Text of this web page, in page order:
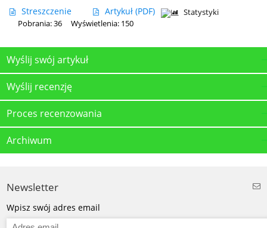
Streszczenie Artykuł (PDF)
Statystyki
Pobrania: 36
Wyświetlenia: 150
Wyślij swój artykuł
Wyślij recenzję
Proces recenzowania
Archiwum
Newsletter
Wpisz swój adres email